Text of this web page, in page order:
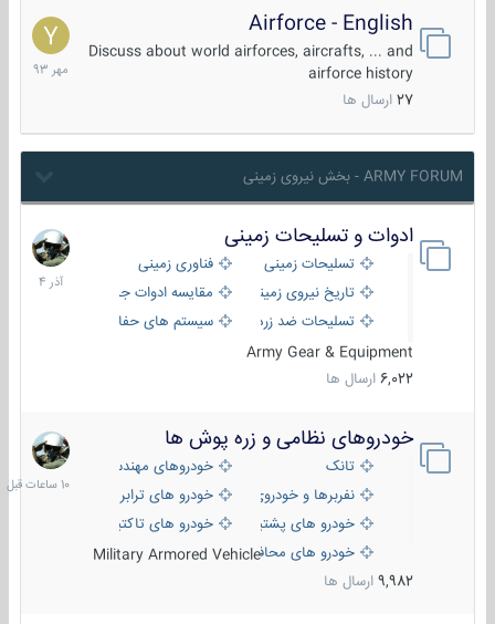
Airforce - English
Discuss about world airforces, aircrafts, ... and
airforce history
27 ارسال ها
15
مهر
1393
ARMY FORUM - بخش نیروی زمینی
ادوات و تسلیحات زمینی
تسلیحات زمینی
فناوری زمینی
تاریخ نیروی زمینی
مقایسه ادوات جنگی
تسلیحات ضد زره
سیستم های حفاظت فعال
Army Gear & Equipment
6,022 ارسال ها
21
آذر
1404
خودروهای نظامی و زره پوش ها
تانک
خودروهای مهندسی
نفربرها و خودروی های رزمی پیاده نظام
خودرو های ترابری نظامی
خودرو های پشتیبانی آتش ، شناسایی و ضد تانک
خودرو های تاکتیکی نظامی
خودرو های محافظت شدهMilitary Armored Vehicle
9,982 ارسال ها
10
ساعات
قبل